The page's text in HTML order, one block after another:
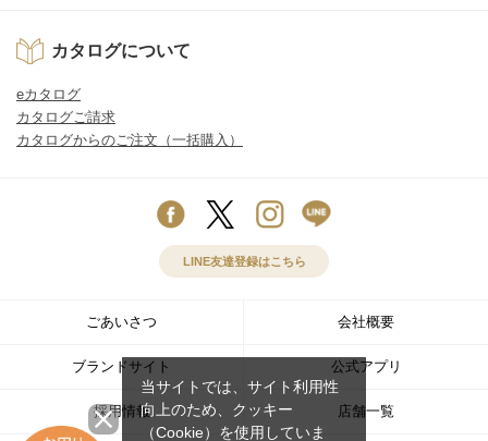
カタログについて
eカタログ
カタログご請求
カタログからのご注文（一括購入）
LINE友達登録はこちら
ごあいさつ 会社概要
ブランドサイト 公式アプリ
採用情報 店舗一覧
当サイトでは、サイト利用性
向上のため、クッキー
（Cookie）を使用していま